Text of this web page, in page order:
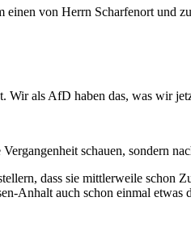
von Herrn Scharfenort und
als AfD haben das, was wir
schauen, sondern
dass sie mittlerweile schon
Anhalt auch schon einmal